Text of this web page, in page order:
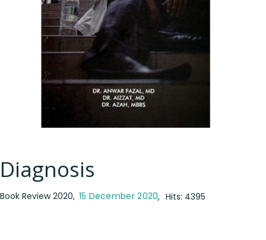
Diagnosis
Book Review 2020 15 December 2020 Hits: 4395